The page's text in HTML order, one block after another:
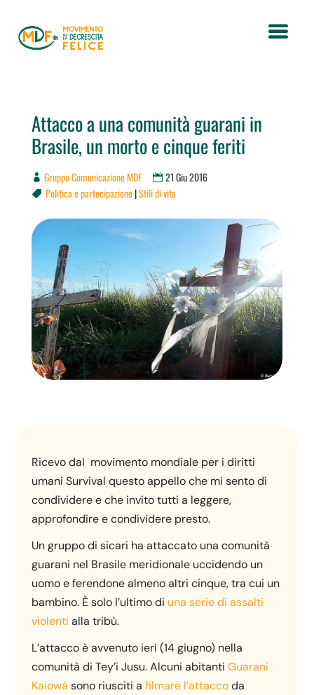
Attacco a una comunità guarani in
Brasile, un morto e cinque feriti
Gruppo Comunicazione MDF 21 Giu 2016
 Politica e partecipazione|Stili di vita
Ricevo dal movimento mondiale per i diritti
umani Survival questo appello che mi sento di
condividere e che invito tutti a leggere,
approfondire e condividere presto.
Un gruppo di sicari ha attaccato una comunità
guarani nel Brasile meridionale uccidendo un
uomo e ferendone almeno altri cinque, tra cui un
bambino. È solo l’ultimo di una serie di assalti
violenti alla tribù.
L’attacco è avvenuto ieri (14 giugno) nella
comunità di Tey’i Jusu. Alcuni abitantiGuarani
Kaiowá sono riusciti afilmare l’attaccoda